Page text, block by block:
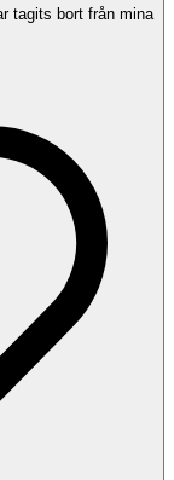
tagits bort från mina